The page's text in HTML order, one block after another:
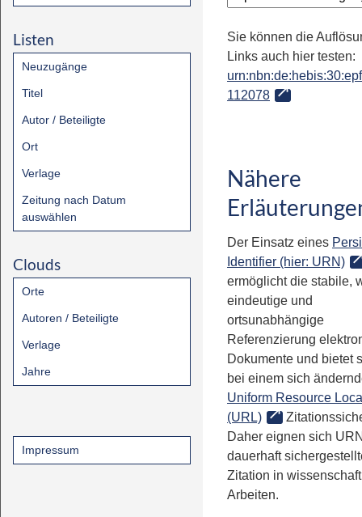
Listen
Neuzugänge
Titel
Autor / Beteiligte
Ort
Verlage
Zeitung nach Datum
auswählen
Clouds
Orte
Autoren / Beteiligte
Verlage
Jahre
Impressum
Sie können die
Links auch hier testen:
112078
Nähere
Der Einsatz eines
Identifier (hier: URN)
ermöglicht die stabile,
eindeutige und
ortsunabhängige
Referenzierung
Dokumente und bietet
bei einem sich
Uniform Resource
(URL)
Daher eignen sich
dauerhaft
Zitation in
Arbeiten.